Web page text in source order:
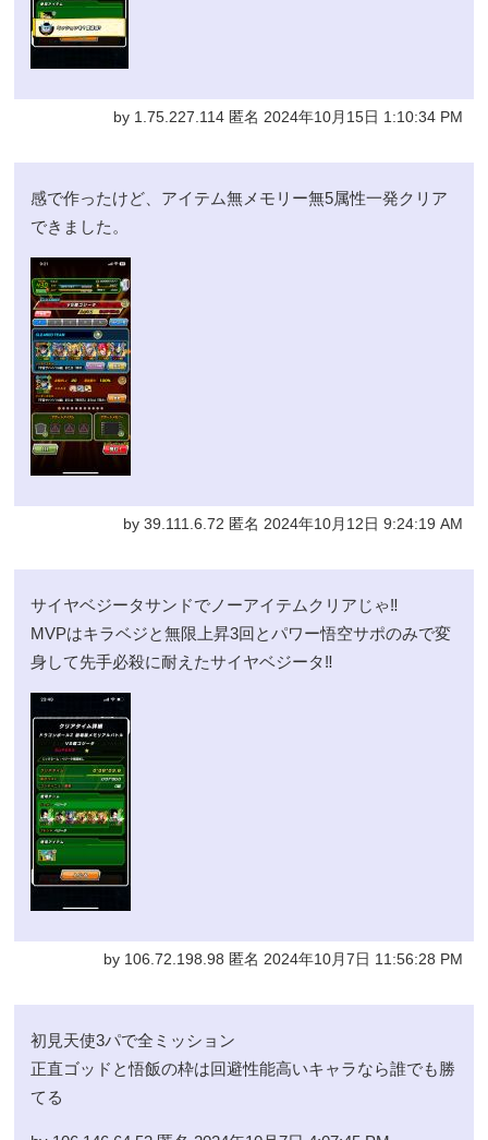
by 1.75.227.114 匿名 2024年10月15日 1:10:34 PM
感で作ったけど、アイテム無メモリー無5属性一発クリア
できました。
by 39.111.6.72 匿名 2024年10月12日 9:24:19 AM
サイヤベジータサンドでノーアイテムクリアじゃ‼️
MVPはキラベジと無限上昇3回とパワー悟空サポのみで変
身して先手必殺に耐えたサイヤベジータ‼️
by 106.72.198.98 匿名 2024年10月7日 11:56:28 PM
初見天使3パで全ミッション
正直ゴッドと悟飯の枠は回避性能高いキャラなら誰でも勝
てる